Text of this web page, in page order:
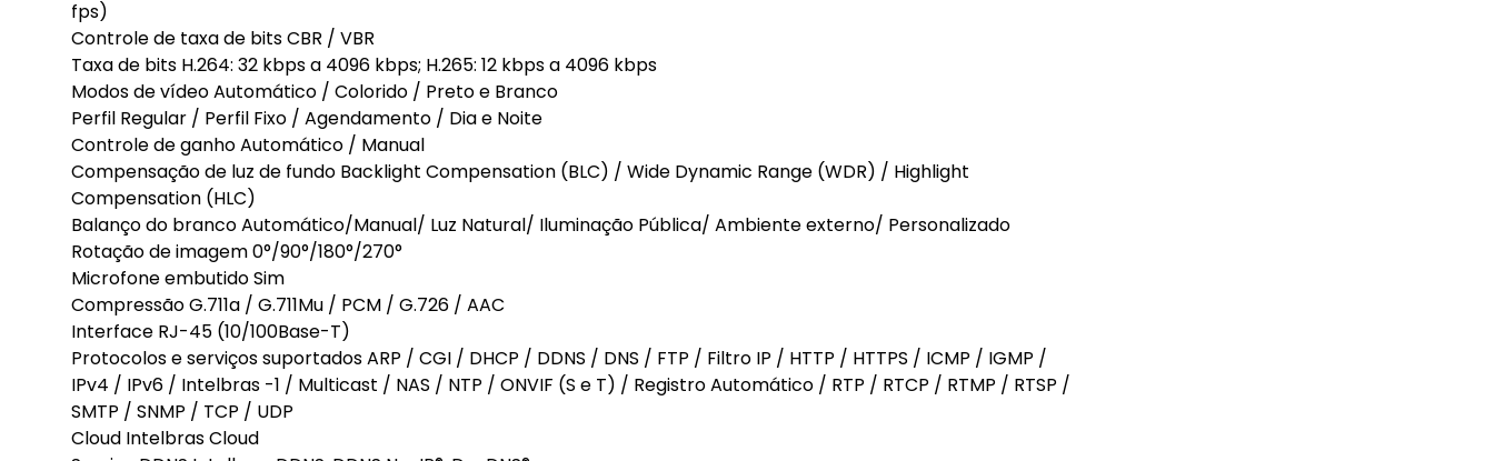
fps)
Controle de taxa de bits CBR / VBR
Taxa de bits H.264: 32 kbps a 4096 kbps; H.265: 12 kbps a 4096 kbps
Modos de vídeo Automático / Colorido / Preto e Branco
Perfil Regular / Perfil Fixo / Agendamento / Dia e Noite
Controle de ganho Automático / Manual
Compensação de luz de fundo Backlight Compensation (BLC) / Wide Dynamic Range (WDR) / Highlight
Compensation (HLC)
Balanço do branco Automático/Manual/ Luz Natural/ Iluminação Pública/ Ambiente externo/ Personalizado
Rotação de imagem 0°/90°/180°/270°
Microfone embutido Sim
Compressão G.711a / G.711Mu / PCM / G.726 / AAC
Interface RJ-45 (10/100Base-T)
Protocolos e serviços suportados ARP / CGI / DHCP / DDNS / DNS / FTP / Filtro IP / HTTP / HTTPS / ICMP / IGMP /
IPv4 / IPv6 / Intelbras -1 / Multicast / NAS / NTP / ONVIF (S e T) / Registro Automático / RTP / RTCP / RTMP / RTSP /
SMTP / SNMP / TCP / UDP
Cloud Intelbras Cloud